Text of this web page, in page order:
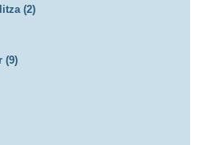
(2)
(9)